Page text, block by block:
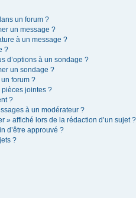
un forum ?
un message ?
à un message ?
?
d’options à un sondage ?
un sondage ?
forum ?
jointes ?
?
à un modérateur ?
» affiché lors de la rédaction d’un sujet ?
d’être approuvé ?
?